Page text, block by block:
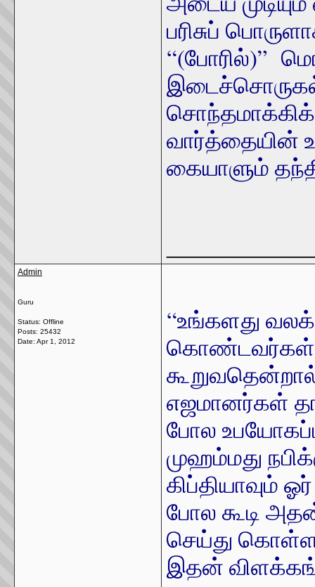
பரிசுப்
“(போரில்)”
வார்த்தையின்
கையாளும்
Admin
Guru
Status: Offline
Posts: 25432
Date: Apr 1, 2012
“உங்களது
கொண்டவர்கள்”
எஜமானர்கள்
போல
முஹம்மது
கிப்தியாவும்
போல கூடி
செய்து
இதன்